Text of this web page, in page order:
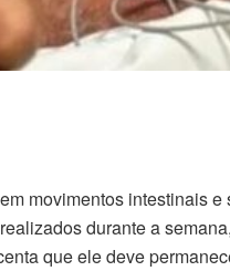
movimentos intestinais
durante a
que ele deve